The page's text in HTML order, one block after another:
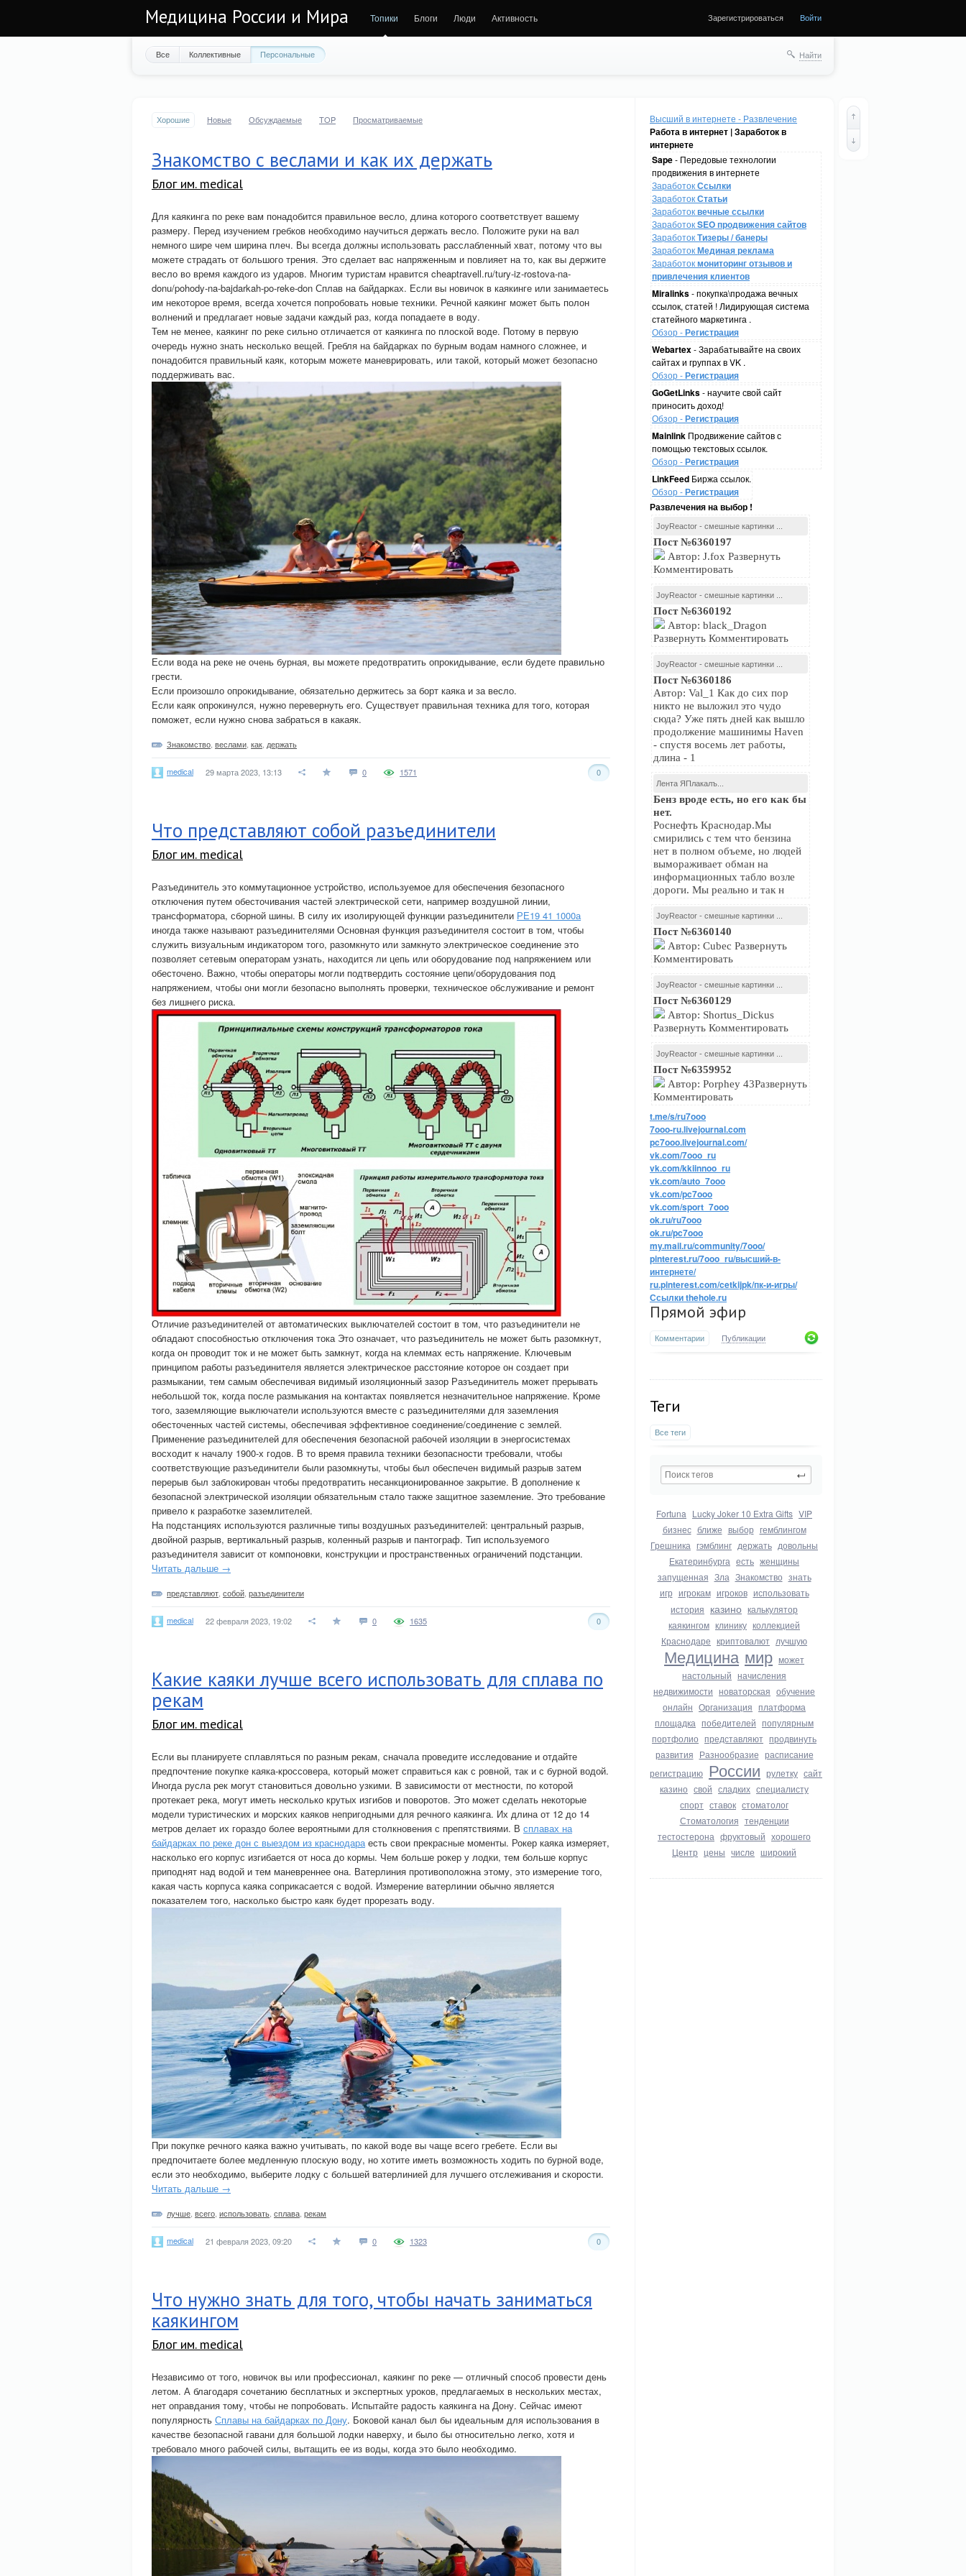
Медицина России и Мира Топики Блоги Люди Активность Зарегистрироваться Войти
Все Коллективные Персональные Найти
Высший в интернете - Развлечение
Работа в интернет | Заработок в
интернете
Sape- Передовые технологии
продвижения в интернете
ЗаработокСсылки
ЗаработокСтатьи
Заработоквечные ссылки
ЗаработокSEO продвижения сайтов
ЗаработокТизеры / банеры
ЗаработокМединая реклама
Заработокмониторинг отзывов и
привлечения клиентов
Miralinks- покупка\продажа вечных
ссылок, статей ! Лидирующая система
статейного маркетинга .
Обзор -Регистрация
Webartex- Зарабатывайте на своих
сайтах и группах в VK .
Обзор -Регистрация
GoGetLinks- научите свой сайт
приносить доход!
Обзор -Регистрация
Mainlink Продвижение сайтов с
помощью текстовых ссылок.
Обзор -Регистрация
LinkFeed Биржа ссылок.
Обзор -Регистрация
Развлечения на выбор !
JoyReactor - смешные картинки ...
Пост №6360197
Автор: J.fox Развернуть
Комментировать
JoyReactor - смешные картинки ...
Пост №6360192
Автор: black_Dragon
Развернуть Комментировать
JoyReactor - смешные картинки ...
Пост №6360186
Автор: Val_1 Как до сих пор
никто не выложил это чудо
сюда? Уже пять дней как вышло
продолжение машинимы Haven
- спустя восемь лет работы,
длина - 1
Лента ЯПлакалъ...
Бенз вроде есть, но его как бы
нет.
Роснефть Краснодар.Мы
смирились с тем что бензина
нет в полном объеме, но людей
вымораживает обман на
информационных табло возле
дороги. Мы реально и так н
JoyReactor - смешные картинки ...
Пост №6360140
Автор: Cubec Развернуть
Комментировать
JoyReactor - смешные картинки ...
Пост №6360129
Автор: Shortus_Dickus
Развернуть Комментировать
JoyReactor - смешные картинки ...
Пост №6359952
Автор: Porphey 43Развернуть
Комментировать
t.me/s/ru7ooo
7ooo-ru.livejournal.com
pc7ooo.livejournal.com/
vk.com/7ooo_ru
vk.com/kkiinnoo_ru
vk.com/auto_7ooo
vk.com/pc7ooo
vk.com/sport_7ooo
ok.ru/ru7ooo
ok.ru/pc7ooo
my.mail.ru/community/7ooo/
pinterest.ru/7ooo_ru/высший-в-
интернете/
ru.pinterest.com/cetkijpk/пк-и-игры/
Ссылки thehole.ru
Прямой эфир
Комментарии Публикации
Теги
Все теги
Fortuna Lucky Joker 10 Extra Gifts VIP
бизнес ближе выбор гемблингом
Грешника гэмблинг держать довольны
Екатеринбурга есть женщины
запущенная Зла Знакомство знать
игр игрокам игроков использовать
история казино калькулятор
каякингом клинику коллекцией
Краснодаре криптовалют лучшую
Медицина мир может
настольный начисления
недвижимости новаторская обучение
онлайн Организация платформа
площадка победителей популярным
портфолио представляют продвинуть
развития Разнообразие расписание
регистрацию России рулетку сайт
казино свой сладких специалисту
спорт ставок стоматолог
Стоматология тенденции
тестостерона фруктовый хорошего
Центр цены числе широкий
Хорошие Новые Обсуждаемые TOP Просматриваемые
Знакомство с веслами и как их держать
Блог им. medical
Для каякинга по реке вам понадобится правильное весло, длина которого соответствует вашему
размеру. Перед изучением гребков необходимо научиться держать весло. Положите руки на вал
немного шире чем ширина плеч. Вы всегда должны использовать расслабленный хват, потому что вы
можете страдать от большого трения. Это сделает вас напряженным и повлияет на то, как вы держите
весло во время каждого из ударов. Многим туристам нравится cheaptravell.ru/tury-iz-rostova-na-
donu/pohody-na-bajdarkah-po-reke-don Сплав на байдарках. Если вы новичок в каякинге или занимаетесь
им некоторое время, всегда хочется попробовать новые техники. Речной каякинг может быть полон
волнений и предлагает новые задачи каждый раз, когда попадаете в воду.
Тем не менее, каякинг по реке сильно отличается от каякинга по плоской воде. Потому в первую
очередь нужно знать несколько вещей. Гребля на байдарках по бурным водам намного сложнее, и
понадобится правильный каяк, которым можете маневрировать, или такой, который может безопасно
поддерживать вас.
Если вода на реке не очень бурная, вы можете предотвратить опрокидывание, если будете правильно
грести.
Если произошло опрокидывание, обязательно держитесь за борт каяка и за весло.
Если каяк опрокинулся, нужно перевернуть его. Существует правильная техника для того, которая
поможет, если нужно снова забраться в какаяк.
Знакомство веслами как держать
medical 29 марта 2023, 13:13 0 0
1571
Что представляют собой разъединители
Блог им. medical
Разъединитель это коммутационное устройство, используемое для обеспечения безопасного
отключения путем обесточивания частей электрической сети, например воздушной линии,
трансформатора, сборной шины. В силу их изолирующей функции разъединители РЕ19 41 1000а
иногда также называют разъединителями Основная функция разъединителя состоит в том, чтобы
служить визуальным индикатором того, разомкнуто или замкнуто электрическое соединение это
позволяет сетевым операторам узнать, находится ли цепь или оборудование под напряжением или
обесточено. Важно, чтобы операторы могли подтвердить состояние цепи/оборудования под
напряжением, чтобы они могли безопасно выполнять проверки, техническое обслуживание и ремонт
без лишнего риска.
Отличие разъединителей от автоматических выключателей состоит в том, что разъединители не
обладают способностью отключения тока Это означает, что разъединитель не может быть разомкнут,
когда он проводит ток и не может быть замкнут, когда на клеммах есть напряжение. Ключевым
принципом работы разъединителя является электрическое расстояние которое он создает при
размыкании, тем самым обеспечивая видимый изоляционный зазор Разъединитель может прерывать
небольшой ток, когда после размыкания на контактах появляется незначительное напряжение. Кроме
того, заземляющие выключатели используются вместе с разъединителями для заземления
обесточенных частей системы, обеспечивая эффективное соединение/соединение с землей.
Применение разъединителей для обеспечения безопасной рабочей изоляции в энергосистемах
восходит к началу 1900-х годов. В то время правила техники безопасности требовали, чтобы
соответствующие разъединители были разомкнуты, чтобы был обеспечен видимый разрыв затем
перерыв был заблокирован чтобы предотвратить несанкционированное закрытие. В дополнение к
безопасной электрической изоляции обязательным стало также защитное заземление. Это требование
привело к разработке заземлителей.
На подстанциях используются различные типы воздушных разъединителей: центральный разрыв,
двойной разрыв, вертикальный разрыв, коленный разрыв и пантограф. Тип используемого
разъединителя зависит от компоновки, конструкции и пространственных ограничений подстанции.
Читать дальше →
представляют собой разъединители
medical 22 февраля 2023, 19:02 0 0
1635
Какие каяки лучше всего использовать для сплава по
рекам
Блог им. medical
Если вы планируете сплавляться по разным рекам, сначала проведите исследование и отдайте
предпочтение покупке каяка-кроссовера, который может справиться как с ровной, так и с бурной водой.
Иногда русла рек могут становиться довольно узкими. В зависимости от местности, по которой
протекает река, могут иметь несколько крутых изгибов и поворотов. Это может сделать некоторые
модели туристических и морских каяков непригодными для речного каякинга. Их длина от 12 до 14
метров делает их гораздо более вероятными для столкновения с препятствиями. В сплавах на
байдарках по реке дон с выездом из краснодараесть свои прекрасные моменты. Рокер каяка измеряет,
насколько его корпус изгибается от носа до кормы. Чем больше рокер у лодки, тем больше корпус
приподнят над водой и тем маневреннее она. Ватерлиния противоположна этому, это измерение того,
какая часть корпуса каяка соприкасается с водой. Измерение ватерлинии обычно является
показателем того, насколько быстро каяк будет прорезать воду.
При покупке речного каяка важно учитывать, по какой воде вы чаще всего гребете. Если вы
предпочитаете более медленную плоскую воду, но хотите иметь возможность ходить по бурной воде,
если это необходимо, выберите лодку с большей ватерлинией для лучшего отслеживания и скорости.
Читать дальше →
лучше всего использовать сплава рекам
medical 21 февраля 2023, 09:20 0 0
1323
Что нужно знать для того, чтобы начать заниматься
каякингом
Блог им. medical
Независимо от того, новичок вы или профессионал, каякинг по реке — отличный способ провести день
летом. А благодаря сочетанию бесплатных и экспертных уроков, предлагаемых в нескольких местах,
нет оправдания тому, чтобы не попробовать. Испытайте радость каякинга на Дону. Сейчас имеют
популярность Сплавы на байдарках по Дону. Боковой канал был бы идеальным для использования в
качестве безопасной гавани для большой лодки наверху, и было бы относительно легко, хотя и
требовало много рабочей силы, вытащить ее из воды, когда это было необходимо.